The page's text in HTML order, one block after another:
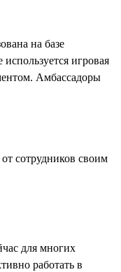
на базе
игровая
Амбассадоры
сотрудников своим
для многих
работать в